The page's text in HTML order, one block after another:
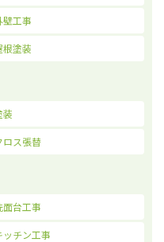
壁工事
根塗装
装
ロス張替
面台工事
ッチン工事